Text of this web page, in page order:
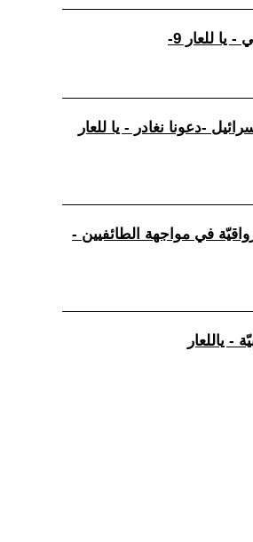
-دعونا نغادر - يا للعار
في مواجهة الطائفيين -